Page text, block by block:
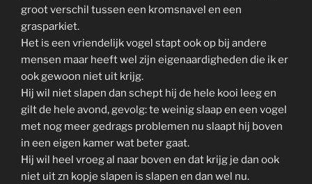
groot verschil tussen een kromsnavel en een
grasparkiet.
Het is een vriendelijk vogel stapt ook op bij andere
mensen maar heeft wel zijn eigenaardigheden die ik er
ook gewoon niet uit krijg.
Hij wil niet slapen dan schept hij de hele kooi leeg en
gilt de hele avond, gevolg: te weinig slaap en een vogel
met nog meer gedrags problemen nu slaapt hij boven
in een eigen kamer wat beter gaat.
Hij wil heel vroeg al naar boven en dat krijg je dan ook
niet uit zn kopje slapen is slapen en dan wel nu.